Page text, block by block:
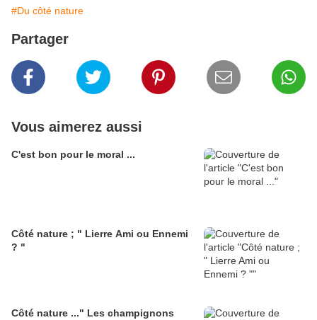
#Du côté nature
Partager
Vous aimerez aussi
C'est bon pour le moral ...
Côté nature ; " Lierre Ami ou Ennemi
? "
Côté nature ..." Les champignons